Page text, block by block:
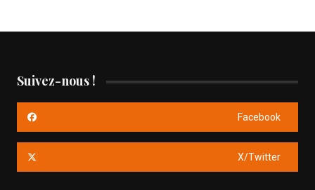
Suivez-nous !
Facebook
X/Twitter